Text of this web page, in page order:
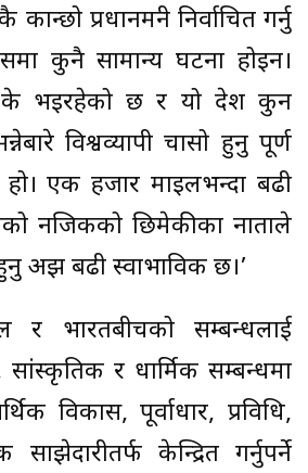
प्रधानमन्त्री निर्वाचित गर्नु
कुनै सामान्य घटना होइन।
के भइरहेको छ र यो देश कुन
विश्वव्यापी चासो हुनु पूर्ण
एक हजार माइलभन्दा बढी
नजिकको छिमेकीका नाताले
अझ बढी स्वाभाविक छ।’
र भारतबीचको सम्बन्धलाई
र धार्मिक सम्बन्धमा
विकास, पूर्वाधार, प्रविधि,
साझेदारीतर्फ केन्द्रित गर्नुपर्ने